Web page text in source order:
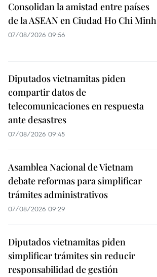
Consolidan la amistad entre países
de la ASEAN en Ciudad Ho Chi Minh
07/08/2026 09:56
Diputados vietnamitas piden
compartir datos de
telecomunicaciones en respuesta
ante desastres
07/08/2026 09:45
Asamblea Nacional de Vietnam
debate reformas para simplificar
trámites administrativos
07/08/2026 09:29
Diputados vietnamitas piden
simplificar trámites sin reducir
responsabilidad de gestión